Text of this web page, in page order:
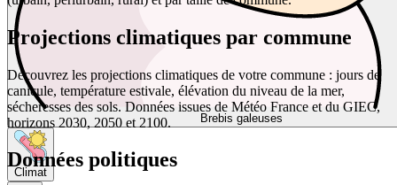
Brebis galeuses
Climat
Projections climatiques par commune
Découvrez les projections climatiques de votre commune : jours de
canicule, température estivale, élévation du niveau de la mer,
sécheresses des sols. Données issues de Météo France et du GIEC,
horizons 2030, 2050 et 2100.
Données politiques